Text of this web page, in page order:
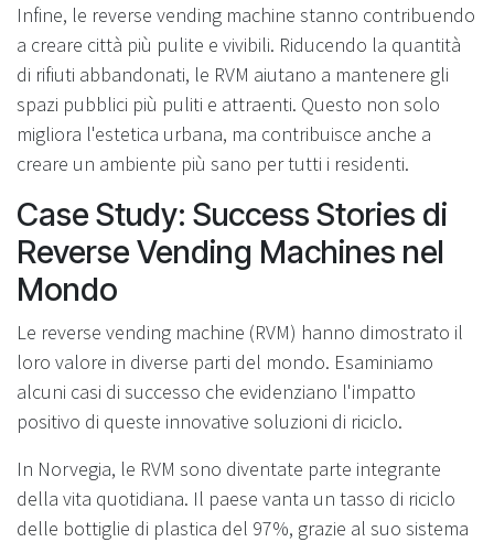
Infine, le reverse vending machine stanno contribuendo
a creare città più pulite e vivibili. Riducendo la quantità
di rifiuti abbandonati, le RVM aiutano a mantenere gli
spazi pubblici più puliti e attraenti. Questo non solo
migliora l'estetica urbana, ma contribuisce anche a
creare un ambiente più sano per tutti i residenti.
Case Study: Success Stories di
Reverse Vending Machines nel
Mondo
Le reverse vending machine (RVM) hanno dimostrato il
loro valore in diverse parti del mondo. Esaminiamo
alcuni casi di successo che evidenziano l'impatto
positivo di queste innovative soluzioni di riciclo.
In Norvegia, le RVM sono diventate parte integrante
della vita quotidiana. Il paese vanta un tasso di riciclo
delle bottiglie di plastica del 97%, grazie al suo sistema